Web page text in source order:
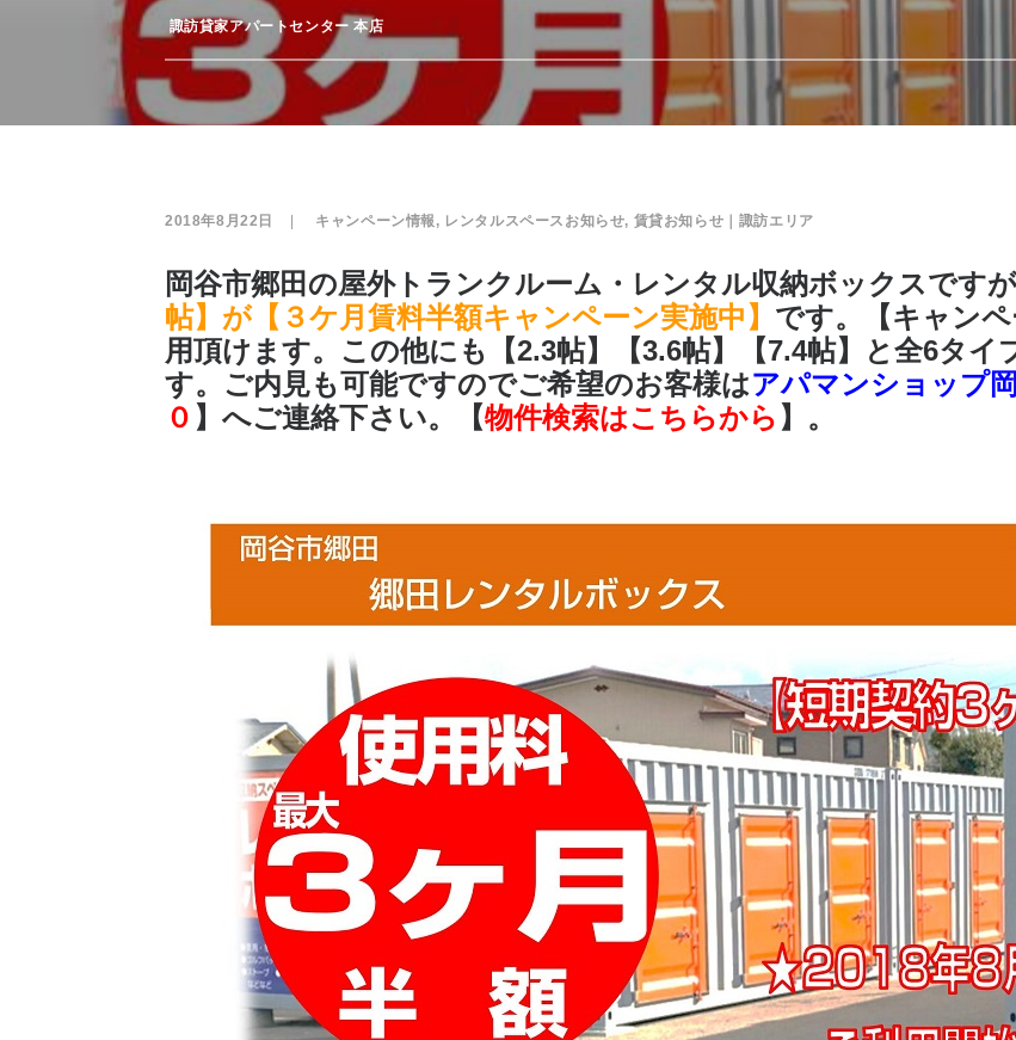
諏訪貸家アパートセンター 本店
2018年8月22日 キャンペーン情報 , レンタルスペースお知らせ, 賃貸お知らせ｜諏訪エリア
岡谷市郷田の屋外トランクルーム・レンタル収納ボックスです
帖】が【３ケ月賃料半額キャンペーン実施中】 です。【キャン
用頂けます。この他にも【2.3帖】【3.6帖】【7.4帖】と全6タイ
す。ご内見も可能ですのでご希望のお客様はアパマンショップ
０ 】へご連絡下さい。【物件検索はこちらから 】。